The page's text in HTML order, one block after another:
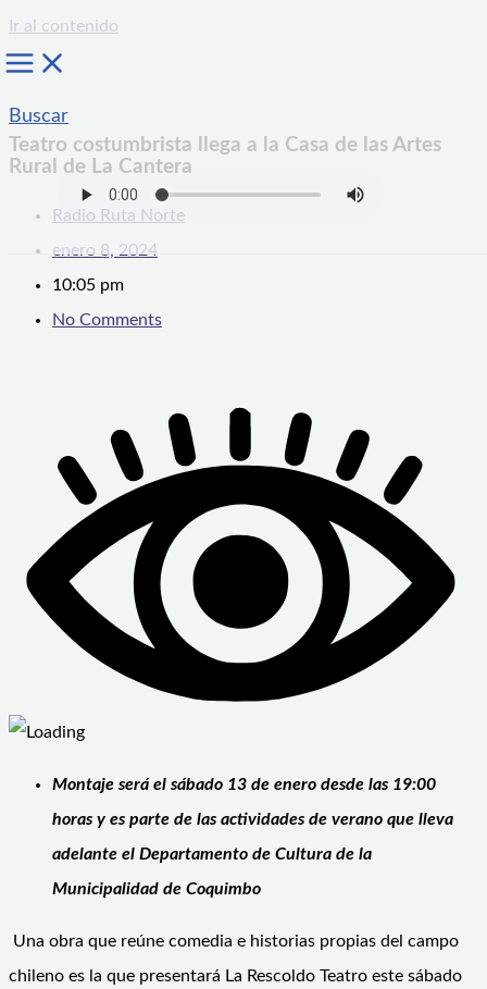
Ir al contenido
Buscar
Teatro costumbrista llega a la Casa de las Artes
Rural de La Cantera
Radio Ruta Norte
enero 8, 2024
10:05 pm
No Comments
Montaje será el sábado 13 de enero desde las 19:00
horas y es parte de las actividades de verano que lleva
adelante el Departamento de Cultura de la
Municipalidad de Coquimbo
Una obra que reúne comedia e historias propias del campo
chileno es la que presentará La Rescoldo Teatro este sábado